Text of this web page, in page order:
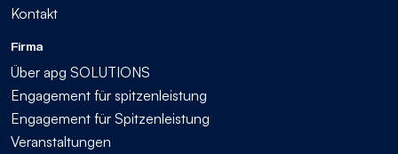
Kontakt
Firma
Über apg SOLUTIONS
Engagement für spitzenleistung
Engagement für Spitzenleistung
Veranstaltungen